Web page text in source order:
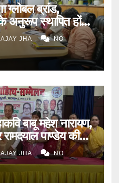
ग्लोबल ब्रांड,
अनुरूप स्थापित होंगे
AJAY JHA NO
बाबू महेश नारायण,
पाण्डेय की
जन्म-दिवस पर
AJAY JHA NO